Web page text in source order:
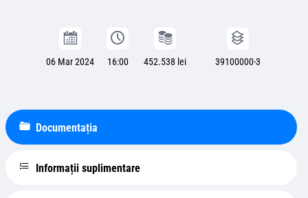
06 Mar 2024 16:00 452.538 lei 39100000-3
Documentația
Informații suplimentare